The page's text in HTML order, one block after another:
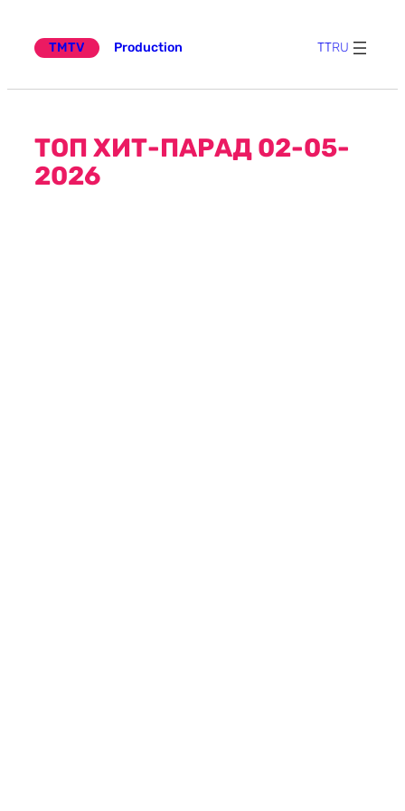
TMTV
Production TTRU
ТОП ХИТ-ПАРАД 02-05-
2026